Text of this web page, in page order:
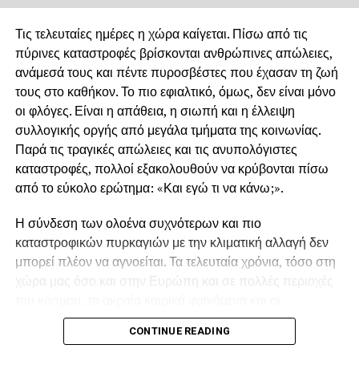
Τις τελευταίες ημέρες η χώρα καίγεται. Πίσω από τις
πύρινες καταστροφές βρίσκονται ανθρώπινες απώλειες,
ανάμεσά τους και πέντε πυροσβέστες που έχασαν τη ζωή
τους στο καθήκον. Το πιο εφιαλτικό, όμως, δεν είναι μόνο
οι φλόγες. Είναι η απάθεια, η σιωπή και η έλλειψη
συλλογικής οργής από μεγάλα τμήματα της κοινωνίας.
Παρά τις τραγικές απώλειες και τις ανυπολόγιστες
καταστροφές, πολλοί εξακολουθούν να κρύβονται πίσω
από το εύκολο ερώτημα: «Και εγώ τι να κάνω;».
Η σύνδεση των ολοένα συχνότερων και πιο
καταστροφικών πυρκαγιών με την κλιματική αλλαγή δεν
μπορεί πλέον να αγνοείται. Τα τελευταία χρόνια, τόσο στη
χώρα μας όσο και στην Ευρώπη και σε πολλές περιοχές
παρατεταμένοι καύσωνες δημιουργούν συνθήκες που
ευνοούν την εκδήλωση και την ταχύτατη εξάπλωση των
CONTINUE READING